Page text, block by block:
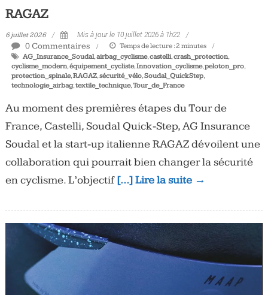
RAGAZ
6 juillet 2026 Mis à jour le 10 juillet 2026 à 1h22
0 Commentaires Temps de lecture :2 minutes
AG_Insurance_Soudal,airbag_cyclisme,castelli,crash_protection,
cyclisme_modern,équipement_cycliste,Innovation_cyclisme,peloton_pro,
protection_spinale,RAGAZ,sécurité_vélo,Soudal_QuickStep,
technologie_airbag,textile_technique,Tour_de_France
Au moment des premières étapes du Tour de
France, Castelli, Soudal Quick‑Step, AG Insurance
Soudal et la start‑up italienne RAGAZ dévoilent une
collaboration qui pourrait bien changer la sécurité
en cyclisme. L’objectif[…] Lire la suite →